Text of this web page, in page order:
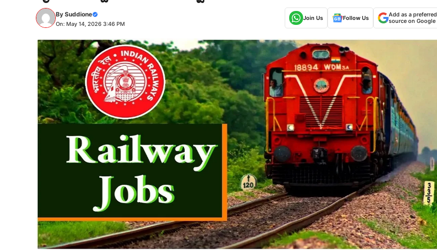
By Suddione
On: May 14, 2026 3:46 PM
Join Us Follow Us
Add as a preferred
source on Google